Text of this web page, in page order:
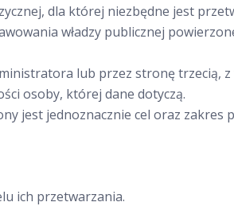
dla której niezbędne jest
władzy publicznej
lub przez stronę trzecią,
osoby, której dane dotyczą.
jest jednoznacznie cel oraz
ich przetwarzania.